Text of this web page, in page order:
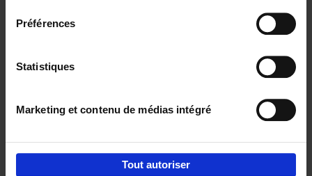
Préférences
Statistiques
Marketing et contenu de médias intégré
Tout autoriser
Digital marketing like a PRO -
completely revised edition (EN)